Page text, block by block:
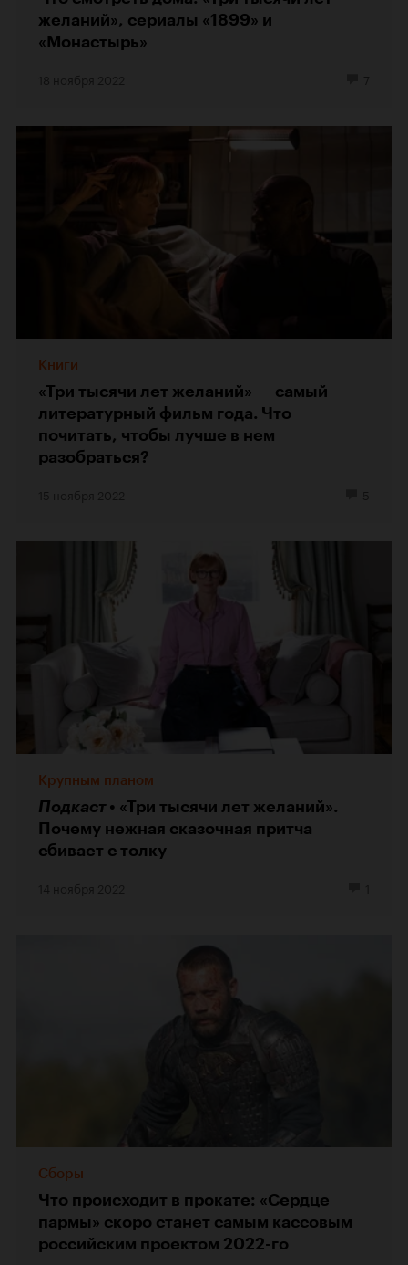
желаний», сериалы «1899» и
«Монастырь»
Книги
«Три тысячи лет желаний» — самый
литературный фильм года. Что
почитать, чтобы лучше в нем
разобраться?
Крупным планом
Подкаст
«Три тысячи лет желаний».
Почему нежная сказочная притча
сбивает с толку
Сборы
Что происходит в прокате: «Сердце
пармы» скоро станет самым кассовым
российским проектом 2022-го